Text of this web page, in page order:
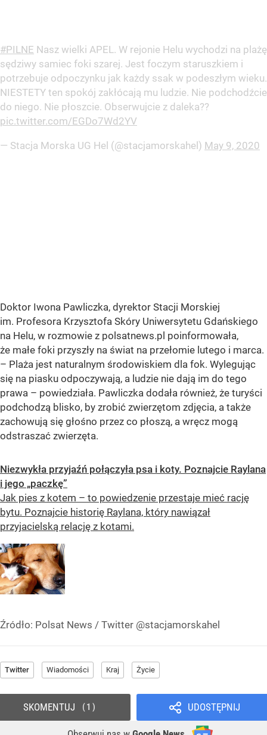
#PILNE Nasz wielki APEL. W rejonie Helu wychodzi na plażę
sędziwy samiec foki szarej. Jest foczym staruszkiem i
potrzebuje odpoczynku jak każdy ssak w podeszłym wieku.
NIESTETY ten spokój zakłócają mu ludzie. Nie podchodźcie
do niego. Nie płoszcie. Obserwujcie z daleka??
pic.twitter.com/EGDo7Wd2YV
— Stacja Morska UG Hel (@stacjamorskahel) May 9, 2020
Doktor Iwona Pawliczka, dyrektor Stacji Morskiej
im. Profesora Krzysztofa Skóry Uniwersytetu Gdańskiego
na Helu, w rozmowie z polsatnews.pl poinformowała,
że małe foki przyszły na świat na przełomie lutego i marca.
– Plaża jest naturalnym środowiskiem dla fok. Wylegując
się na piasku odpoczywają, a ludzie nie dają im do tego
prawa – powiedziała. Pawliczka dodała również, że turyści
podchodzą blisko, by zrobić zwierzętom zdjęcia, a także
zachowują się głośno przez co płoszą, a wręcz mogą
odstraszać zwierzęta.
Niezwykła przyjaźń połączyła psa i koty. Poznajcie Raylana
i jego „paczkę”
Jak pies z kotem – to powiedzenie przestaje mieć rację
bytu. Poznajcie historię Raylana, który nawiązał
przyjacielską relację z kotami.
Źródło: Polsat News / Twitter @stacjamorskahel
Twitter Wiadomości Kraj Życie
UDOSTĘPNIJ
SKOMENTUJ 1